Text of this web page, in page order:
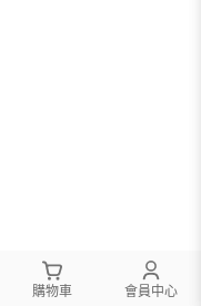
購物車 會員中心